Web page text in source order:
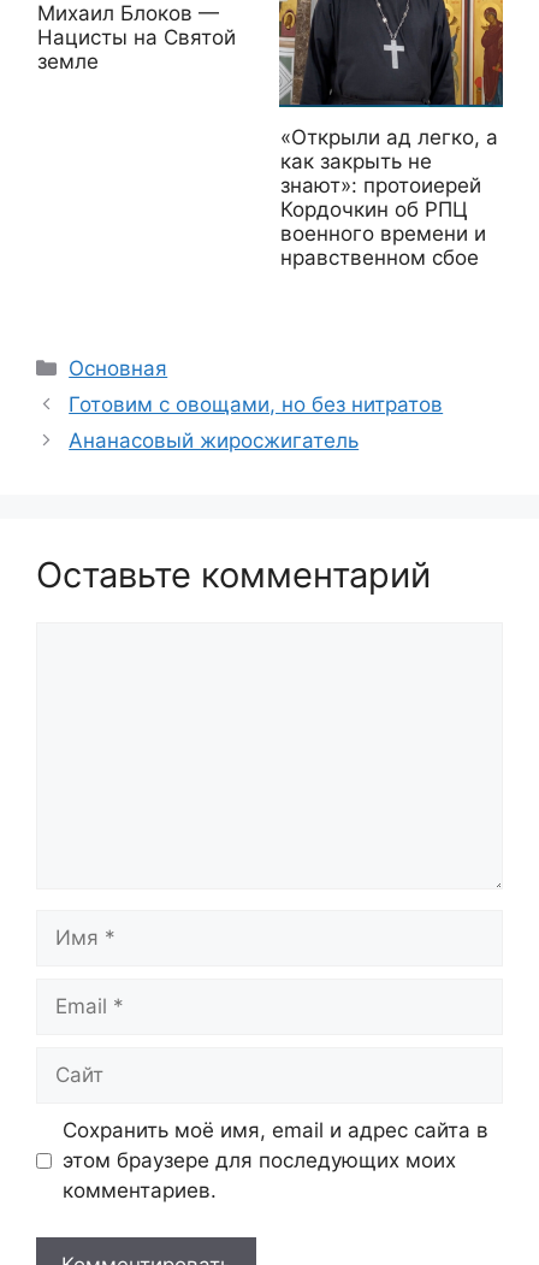
Михаил Блоков —
Нацисты на Святой
земле
«Открыли ад легко, а
как закрыть не
знают»: протоиерей
Кордочкин об РПЦ
военного времени и
нравственном сбое
Рубрики
Основная
Готовим с овощами, но без нитратов
Ананасовый жиросжигатель
Оставьте комментарий
Имя
Email
Сайт
Сохранить моё имя, email и адрес сайта в
этом браузере для последующих моих
комментариев.